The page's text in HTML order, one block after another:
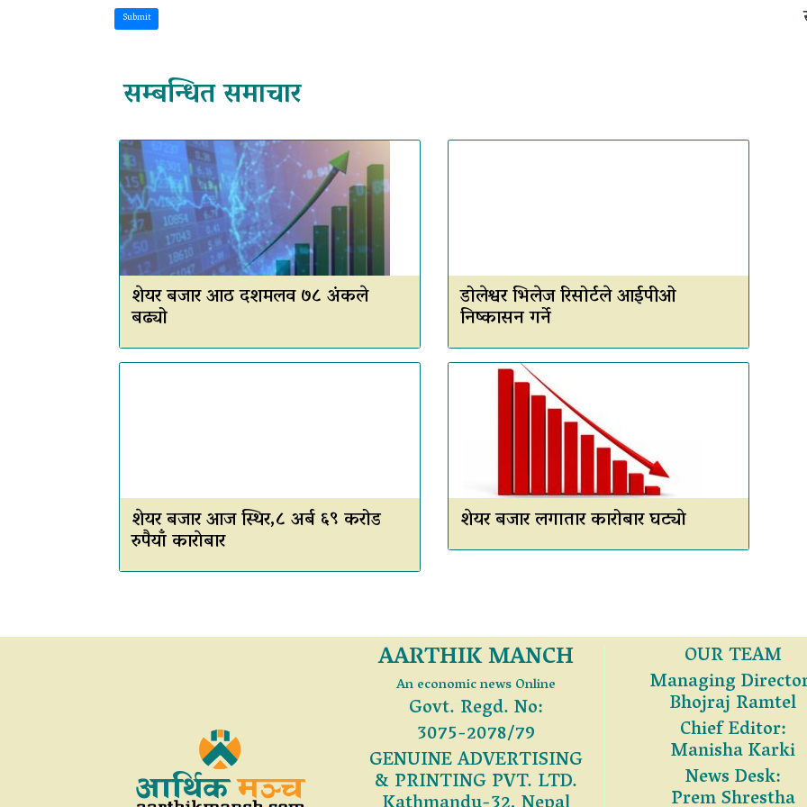
Submit
सम्बन्धित समाचार
शेयर बजार आठ दशमलव ७८ अंकले
बढ्यो
डोलेश्वर भिलेज रिसोर्टले आईपीओ
निष्कासन गर्ने
शेयर बजार आज स्थिर,८ अर्ब ६९ करोड
रुपैयाँ काराेबार
शेयर बजार लगातार कारोबार घट्याे
AARTHIK MANCH
An economic news Online
Govt. Regd. No:
3075-2078/79
GENUINE ADVERTISING
& PRINTING PVT. LTD.
OUR TEAM
Managing
Bhojraj Ramtel
Chief Editor:
Manisha Karki
News Desk:
Prem Shrestha